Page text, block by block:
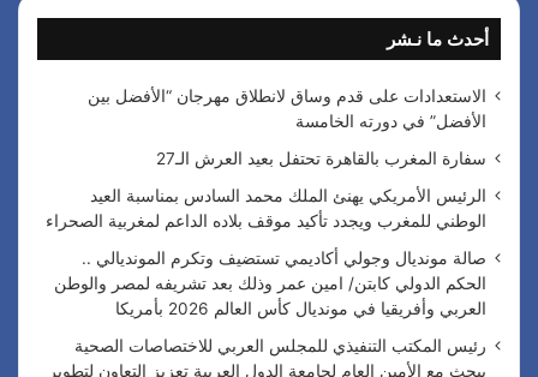
ث
ن
:
أحدث ما نـشر
الاستعدادات على قدم وساق لانطلاق مهرجان “الأفضل بين
الأفضل” في دورته الخامسة
سفارة المغرب بالقاهرة تحتفل بعيد العرش الـ27
الرئيس الأمريكي يهنئ الملك محمد السادس بمناسبة العيد
الوطني للمغرب ويجدد تأكيد موقف بلاده الداعم لمغربية الصحراء
صالة مونديال وجولي أكاديمي تستضيف وتكرم المونديالي ..
الحكم الدولي كابتن/ امين عمر وذلك بعد تشريفه لمصر والوطن
العربي وأفريقيا في مونديال كأس العالم 2026 بأمريكا
رئيس المكتب التنفيذي للمجلس العربي للاختصاصات الصحية
يبحث مع الأمين العام لجامعة الدول العربية تعزيز التعاون لتطوير